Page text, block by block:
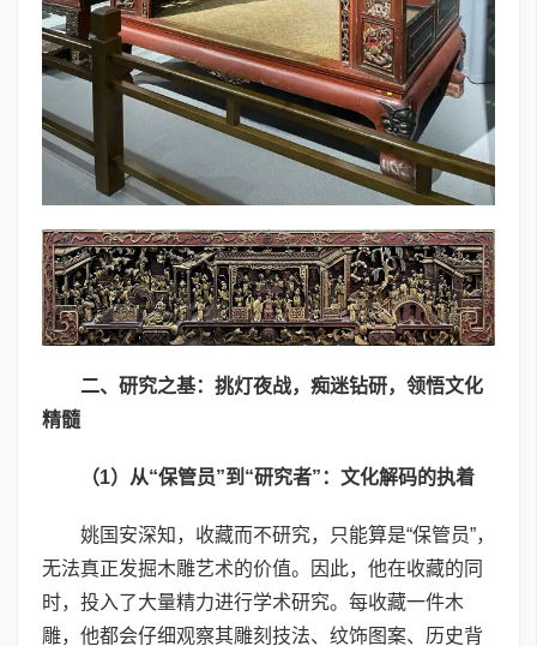
二、研究之基：挑灯夜战，痴迷钻研，领悟文化
精髓
（1）从“保管员”到“研究者”：文化解码的执着
姚国安深知，收藏而不研究，只能算是“保管员”，
无法真正发掘木雕艺术的价值。因此，他在收藏的同
时，投入了大量精力进行学术研究。每收藏一件木
雕，他都会仔细观察其雕刻技法、纹饰图案、历史背